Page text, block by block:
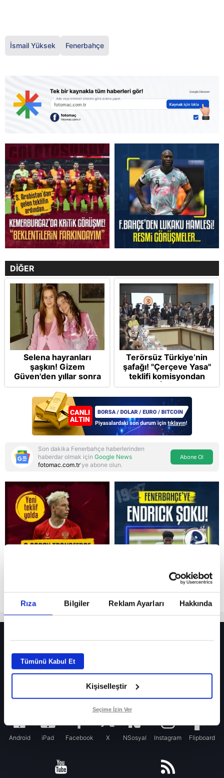
Rıza Bilgiler Reklam Ayarları Hakkında
Tümünü Kabul Et
Kişiselleştir
Seçime İzin Ver
Reddet
İsmail Yüksek Fenerbahçe
DİĞER
Selena hayranları
şaşkın! Gizem
Güven'den yıllar sonra
gelen Cansu Demirci
itirafı! "Konuşmuyoruz"
Terörsüz Türkiye’nin
şafağı! "Çerçeve Yasa"
teklifi komisyondan
geçti: İP ve Yeni
Parti'den provokasyon
Son dakika Fenerbahçe haberlerinden
haberdar olmak için Google News
fotomac.com.tr'ye abone olun.
Abone Ol
Fenerbahçe’de sürpriz ayrılık ihtimali! Devre arasında gelmişti
Fenerbahçe’nin yeni transferi Mason Greenwood için olay sözler!
Galatasaray’da rota yeniden Thiago Almada!
Android iPad Facebook X NSosyal Instagram Flipboard